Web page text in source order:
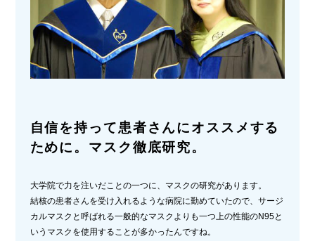
自信を持って患者さんにオススメする
ために。マスク徹底研究。
大学院で力を注いだことの一つに、マスクの研究があります。
結核の患者さんを受け入れるような病院に勤めていたので、サージ
カルマスクと呼ばれる一般的なマスクよりも一つ上の性能のN95と
いうマスクを使用することが多かったんですね。